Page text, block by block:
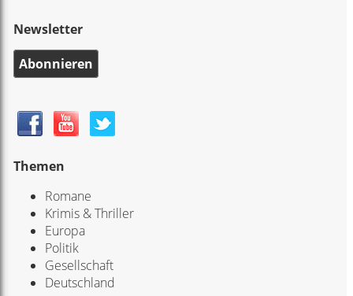
Newsletter
Abonnieren
Themen
Romane
Krimis & Thriller
Europa
Politik
Gesellschaft
Deutschland